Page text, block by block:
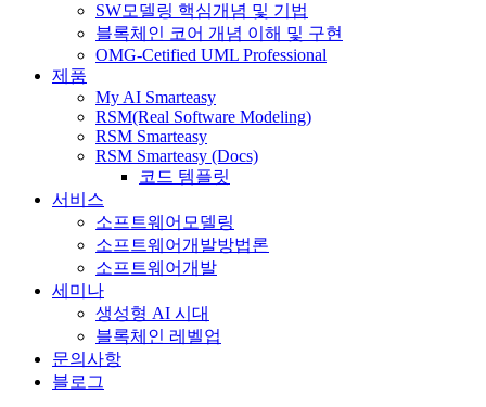
SW모델링 핵심개념 및 기법
블록체인 코어 개념 이해 및 구현
OMG-Cetified UML Professional
제품
My AI Smarteasy
RSM(Real Software Modeling)
RSM Smarteasy
RSM Smarteasy (Docs)
코드 템플릿
서비스
소프트웨어모델링
소프트웨어개발방법론
소프트웨어개발
세미나
생성형 AI 시대
블록체인 레벨업
문의사항
블로그